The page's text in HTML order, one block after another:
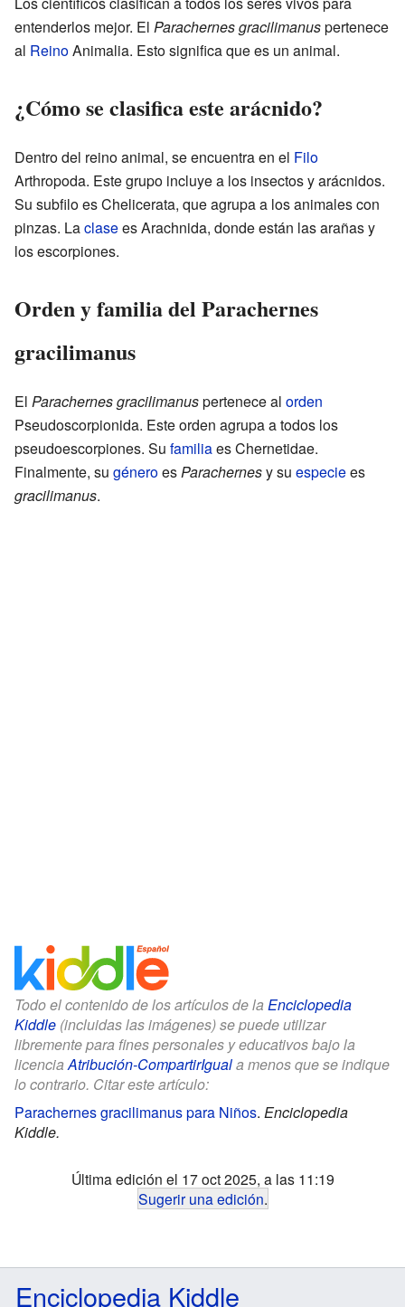
entenderlos mejor. El Parachernes gracilimanuspertenece
al ReinoAnimalia. Esto significa que es un animal.
¿Cómo se clasifica este arácnido?
Dentro del reino animal, se encuentra en el Filo
Arthropoda. Este grupo incluye a los insectos y arácnidos.
Su subfilo es Chelicerata, que agrupa a los animales con
pinzas. Laclasees Arachnida, donde están las arañas y
los escorpiones.
Orden y familia del Parachernes
gracilimanus
El Parachernes gracilimanuspertenece al orden
Pseudoscorpionida. Este orden agrupa a todos los
pseudoescorpiones. Su familiaes Chernetidae.
Finalmente, su géneroesParachernesy su especiees
gracilimanus.
Todo el contenido de los artículos de la Enciclopedia
Kiddle (incluidas las imágenes) se puede utilizar
libremente para fines personales y educativos bajo la
licenciaAtribución-CompartirIguala menos que se indique
lo contrario. Citar este artículo:
Parachernes gracilimanus para Niños. Enciclopedia
Kiddle.
Última edición el 17 oct 2025, a las 11:19
Sugerir una edición.
Enciclopedia Kiddle